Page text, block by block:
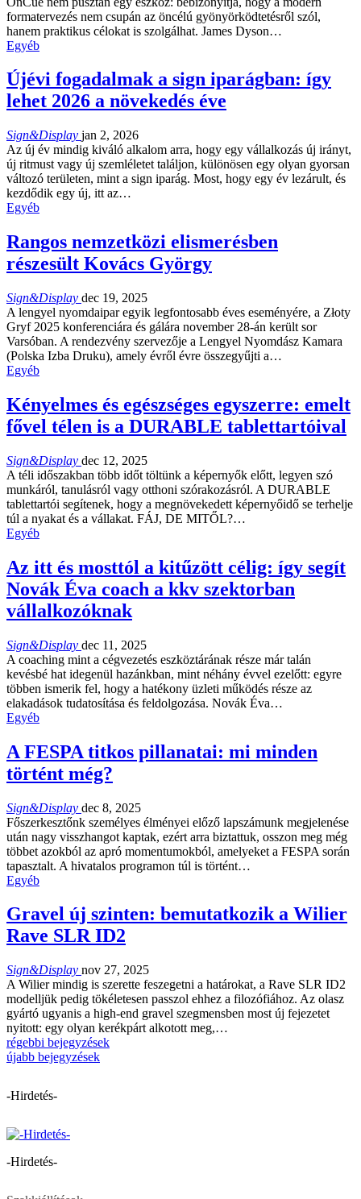
formatervezés nem csupán az öncélú gyönyörködtetésről szól,
hanem praktikus célokat is szolgálhat. James Dyson…
Egyéb
Újévi fogadalmak a sign iparágban: így
lehet 2026 a növekedés éve
Sign&Display jan 2, 2026
Az új év mindig kiváló alkalom arra, hogy egy vállalkozás új irányt,
új ritmust vagy új szemléletet találjon, különösen egy olyan gyorsan
változó területen, mint a sign iparág. Most, hogy egy év lezárult, és
kezdődik egy új, itt az…
Egyéb
Rangos nemzetközi elismerésben
részesült Kovács György
Sign&Display dec 19, 2025
A lengyel nyomdaipar egyik legfontosabb éves eseményére, a Złoty
Gryf 2025 konferenciára és gálára november 28-án került sor
Varsóban. A rendezvény szervezője a Lengyel Nyomdász Kamara
(Polska Izba Druku), amely évről évre összegyűjti a…
Egyéb
Kényelmes és egészséges egyszerre: emelt
fővel télen is a DURABLE tablettartóival
Sign&Display dec 12, 2025
A téli időszakban több időt töltünk a képernyők előtt, legyen szó
munkáról, tanulásról vagy ottho­ni szórakozásról. A DURABLE
tablettartói segíte­nek, hogy a megnövekedett képernyőidő se terhelje
túl a nyakat és a vállakat. FÁJ, DE MITŐL?…
Egyéb
Az itt és mosttól a kitűzött célig: így segít
Novák Éva coach a kkv szektorban
vállalkozóknak
Sign&Display dec 11, 2025
A coaching mint a cégvezetés eszköztárának része már talán
kevésbé hat idegenül hazánkban, mint néhány évvel ezelőtt: egyre
többen ismerik fel, hogy a hatékony üzleti működés része az
elakadások tu­datosítása és feldolgozása. Novák Éva…
Egyéb
A FESPA titkos pillanatai: mi minden
történt még?
Sign&Display dec 8, 2025
Főszerkesztőnk személyes élményei előző lapszámunk megjelenése
után nagy visszhangot kaptak, ezért arra biztattuk, osszon meg még
többet azokból az apró momentumokból, amelyeket a FESPA során
tapasztalt. A hivatalos programon túl is történt…
Egyéb
Gravel új szinten: bemutatkozik a Wilier
Rave SLR ID2
Sign&Display nov 27, 2025
A Wilier mindig is szerette feszegetni a határokat, a Rave SLR ID2
modelljük pedig tökéletesen passzol ehhez a filozófiához. Az olasz
gyártó ugyanis a high-end gravel szegmensben most új fejezetet
nyitott: egy olyan kerékpárt alkotott meg,…
régebbi bejegyzések
újabb bejegyzések
-Hirdetés-
-Hirdetés-